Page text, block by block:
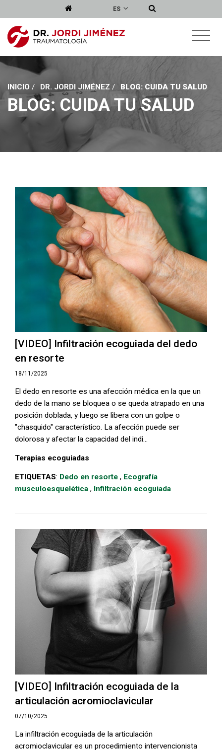
ES
INICIO / DR. JORDI JIMÉNEZ / BLOG: CUIDA TU SALUD
BLOG: CUIDA TU SALUD
[VIDEO] Infiltración ecoguiada del dedo
en resorte
18/11/2025
El dedo en resorte es una afección médica en la que un
dedo de la mano se bloquea o se queda atrapado en una
posición doblada, y luego se libera con un golpe o
"chasquido" característico. La afección puede ser
dolorosa y afectar la capacidad del indi...
Terapias ecoguiadas
ETIQUETAS: Dedo en resorte , Ecografía
musculoesquelética , Infiltración ecoguiada
[VIDEO] Infiltración ecoguiada de la
articulación acromioclavicular
07/10/2025
La infiltración ecoguiada de la articulación
acromioclavicular es un procedimiento intervencionista